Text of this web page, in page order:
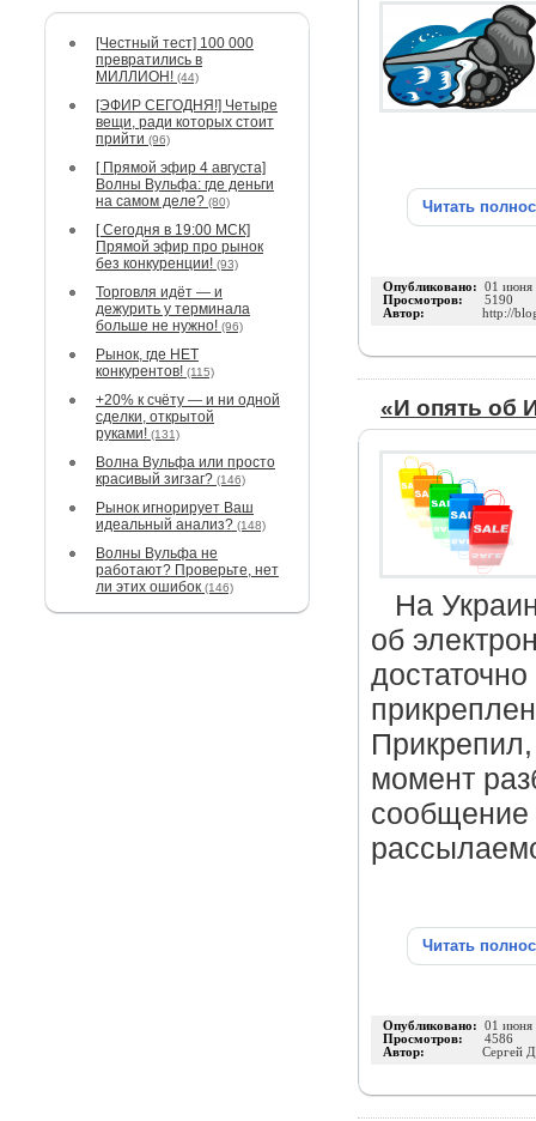
[Честный тест] 100 000
превратились в
МИЛЛИОН! (44)
[ЭФИР СЕГОДНЯ!] Четыре
вещи, ради которых стоит
прийти (96)
[ Прямой эфир 4 августа]
Волны Вульфа: где деньги
на самом деле? (80)
[ Сегодня в 19:00 МСК]
Прямой эфир про рынок
без конкуренции! (93)
Торговля идёт — и
дежурить у терминала
больше не нужно! (96)
Рынок, где НЕТ
конкурентов! (115)
+20% к счёту — и ни одной
сделки, открытой
руками! (131)
Волна Вульфа или просто
красивый зигзаг? (146)
Рынок игнорирует Ваш
идеальный анализ? (148)
Волны Вульфа не
работают? Проверьте, нет
ли этих ошибок (146)
Читать
Опубликовано: 01 июня
Просмотров: 5190
Автор: http://
«И опять об
На
об
момент
сообщение
Читать
Опубликовано: 01 июня
Просмотров: 4586
Автор: Сергей